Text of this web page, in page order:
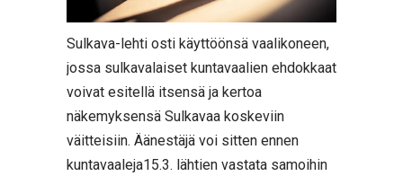
Sulkava-lehti osti käyttöönsä vaalikoneen,
jossa sulkavalaiset kuntavaalien ehdokkaat
voivat esitellä itsensä ja kertoa
näkemyksensä Sulkavaa koskeviin
väitteisiin. Äänestäjä voi sitten ennen
kuntavaaleja15.3. lähtien vastata samoihin